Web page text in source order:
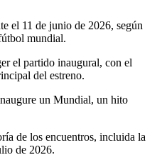
el 11 de junio de 2026, según
mundial.
el partido inaugural, con el
del estreno.
un Mundial, un hito
de los encuentros, incluida la
de 2026.